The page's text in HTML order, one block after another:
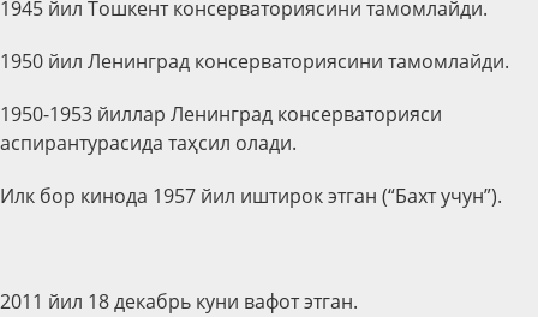
1945 йил Тошкент консерваториясини тамомлайди.
1950 йил Ленинград консерваториясини тамомлайди.
1950-1953 йиллар Ленинград консерваторияси
аспирантурасида таҳсил олади.
Илк бор кинода 1957 йил иштирок этган (“Бахт учун”).
2011 йил 18 декабрь куни вафот этган.